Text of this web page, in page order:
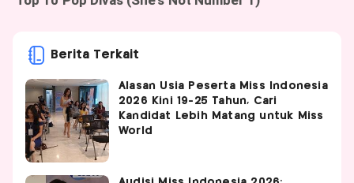
Berita Terkait
Alasan Usia Peserta Miss Indonesia
2026 Kini 19-25 Tahun, Cari
Kandidat Lebih Matang untuk Miss
World